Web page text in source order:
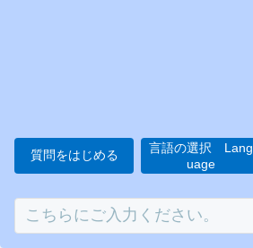
質問をはじめる
言語の選択 Lang
uage